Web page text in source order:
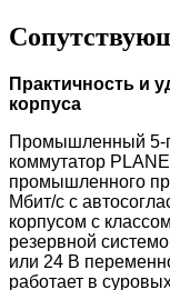
Практичность и
корпуса
Промышленный 5-
коммутатор
промышленного
Мбит/с с
корпусом с
резервной
или 24 В
работает в